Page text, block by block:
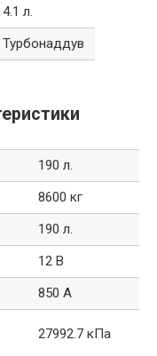
4.1 л.
Турбонаддув
190 л.
8600 кг
190 л.
12 В
850 А
27992.7 кПа